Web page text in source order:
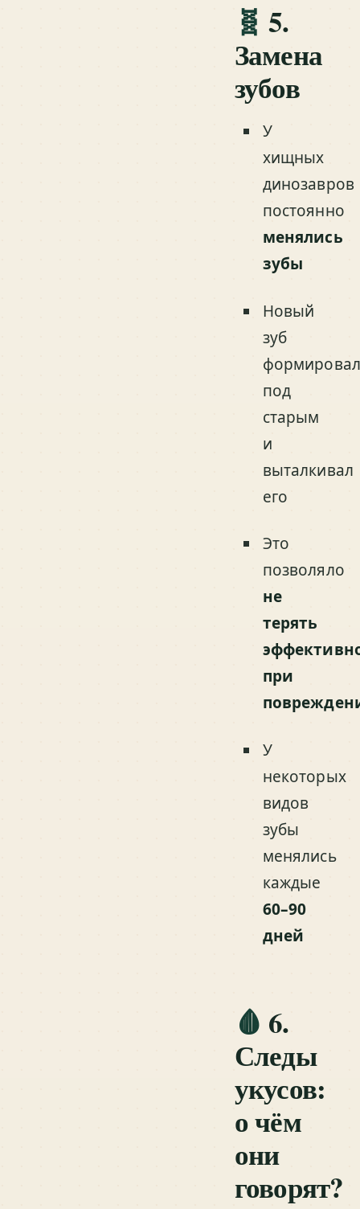
🧬5.
Замена
зубов
У
хищных
динозавров
постоянно
менялись
зубы
Новый
зуб
под
старым
и
выталкивал
его
Это
позволяло
не
терять
при
У
некоторых
видов
зубы
менялись
каждые
60–90
дней
🩸 6.
Следы
укусов:
о чём
они
говорят?